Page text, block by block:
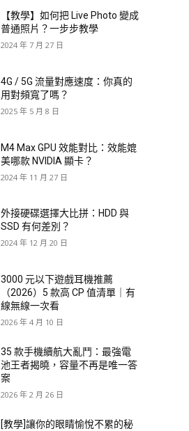
【教學】如何把 Live Photo 變成
普通照片？一步步教學
2024 年 7 月 27 日
4G / 5G 流量對應速度：你真的
用對頻寬了嗎？
2025 年 5 月 8 日
M4 Max GPU 效能對比：效能媲
美哪款 NVIDIA 顯卡？
2024 年 11 月 27 日
外接硬碟選擇大比拼：HDD 與
SSD 有何差別？
2024 年 12 月 20 日
3000 元以下遊戲耳機推薦
（2026）5 款高 CP 值清單｜有
線無線一次看
2026 年 4 月 10 日
35 款手機續航大亂鬥：最強電
池王者揭曉，容量不再是唯一答
案
2026 年 2 月 26 日
[教學]讓你的眼睛愉悅不累的秘